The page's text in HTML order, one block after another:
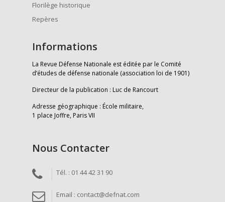
Florilège historique
Repères
Informations
La Revue Défense Nationale est éditée par le Comité
d’études de défense nationale (association loi de 1901)
Directeur de la publication : Luc de Rancourt
Adresse géographique : École militaire,
1 place Joffre, Paris VII
Nous Contacter
Tél. : 01 44 42 31 90
Email : contact@defnat.com